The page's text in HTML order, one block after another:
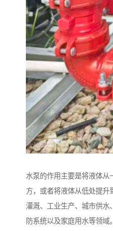
水泵的作用主要是将液体从
方，或者将液体从低处提升
灌溉、工业生产、城市供水
防系统以及家庭用水等领域